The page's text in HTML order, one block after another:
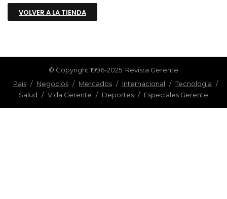
VOLVER A LA TIENDA
© Copyright 1996-2025. Revista Gerente
Pais / Negocios / Mercados / Internacional / Tecnologia /
Salud / Vida Gerente / Deportes / Especiales Gerente